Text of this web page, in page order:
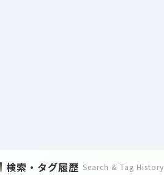
検索・タグ履歴 Search & Tag History